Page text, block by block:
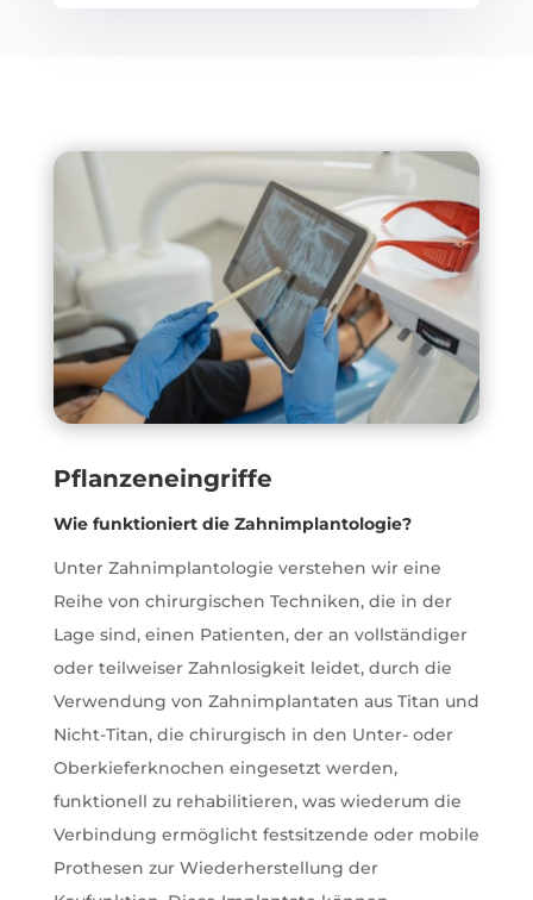
Pflanzeneingriffe
Wie funktioniert die Zahnimplantologie?
Unter Zahnimplantologie verstehen wir eine
Reihe von chirurgischen Techniken, die in der
Lage sind, einen Patienten, der an vollständiger
oder teilweiser Zahnlosigkeit leidet, durch die
Verwendung von Zahnimplantaten aus Titan und
Nicht-Titan, die chirurgisch in den Unter- oder
Oberkieferknochen eingesetzt werden,
funktionell zu rehabilitieren, was wiederum die
Verbindung ermöglicht festsitzende oder mobile
Prothesen zur Wiederherstellung der